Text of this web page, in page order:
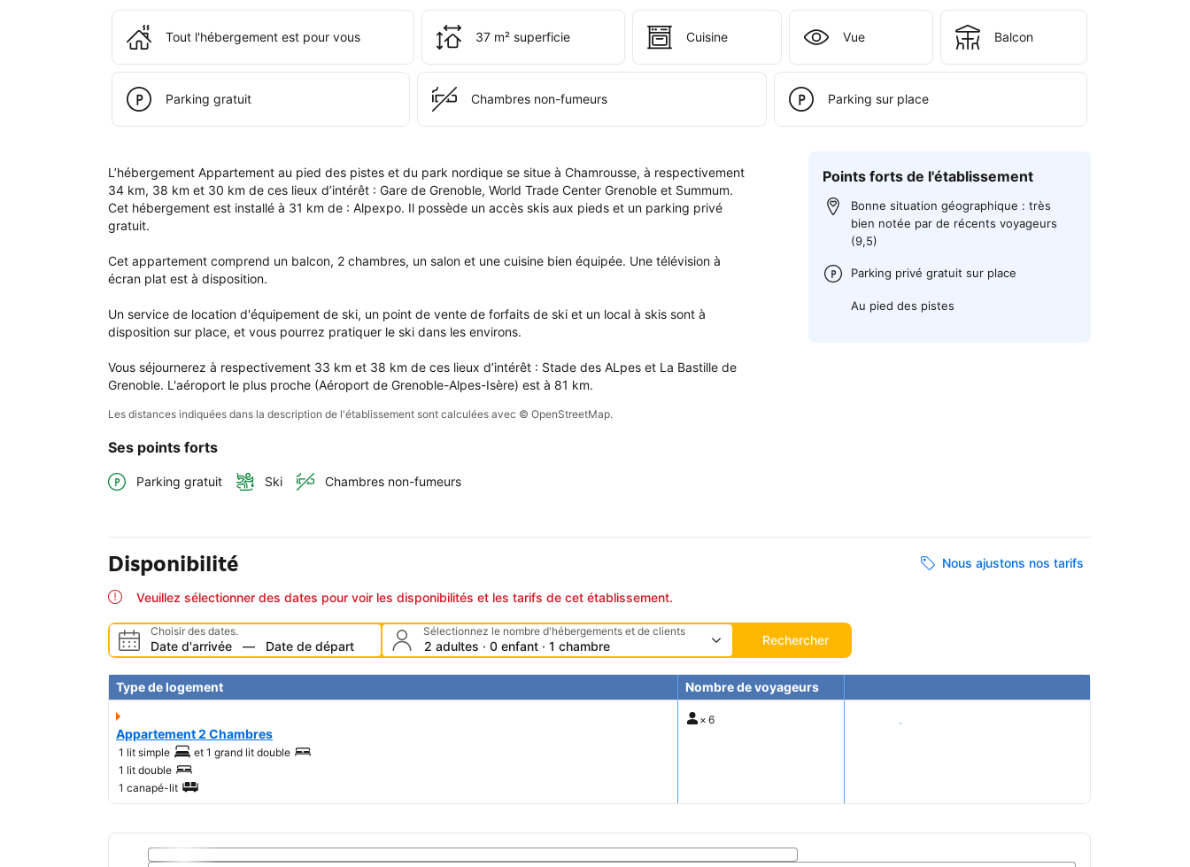
Appartement
pied
et
nordique.
Tout l'hébergement est pour vous 37 m² superficie Cuisine Vue Balcon
Parking gratuit Chambres non-fumeurs Parking sur place
L’hébergement Appartement au pied des pistes et du park nordique se situe à Chamrousse, à respectivement
34 km, 38 km et 30 km de ces lieux d’intérêt : Gare de Grenoble, World Trade Center Grenoble et Summum.
Cet hébergement est installé à 31 km de : Alpexpo. Il possède un accès skis aux pieds et un parking privé
gratuit.
Cet appartement comprend un balcon, 2 chambres, un salon et une cuisine bien équipée. Une télévision à
écran plat est à disposition.
Un service de location d'équipement de ski, un point de vente de forfaits de ski et un local à skis sont à
disposition sur place, et vous pourrez pratiquer le ski dans les environs.
Vous séjournerez à respectivement 33 km et 38 km de ces lieux d’intérêt : Stade des ALpes et La Bastille de
Grenoble. L'aéroport le plus proche (Aéroport de Grenoble-Alpes-Isère) est à 81 km.
Les distances indiquées dans la description de l'établissement sont calculées avec © OpenStreetMap.
Ses points forts
Parking gratuit Ski Chambres non-fumeurs
Points forts de l'établissement
Bonne situation géographique : très
bien notée par de récents voyageurs
(9,5)
Parking privé gratuit sur place
Au pied des pistes
Disponibilité Nous ajustons nos tarifs
Veuillez sélectionner des dates pour voir les disponibilités et les tarifs de cet établissement.
Choisir des dates.
Date d'arrivée — Date de départ
Sélectionnez le nombre d'hébergements et de clients
2 adultes · 0 enfant · 1 chambre Rechercher
Type de logement Nombre de voyageurs
Appartement 2 Chambres
1 lit simple et 1 grand lit double
1 lit double
1 canapé-lit
× 6 Voir les tarifs